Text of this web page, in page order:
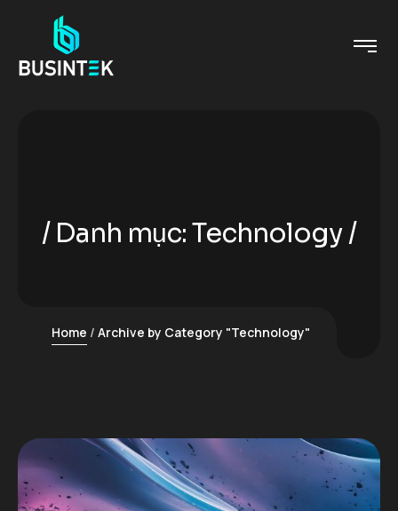
Danh mục:Technology
Home Archive by Category "Technology"